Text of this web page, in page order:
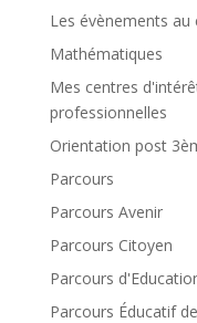
Les évènements au
Mathématiques
Mes centres
professionnelles
Orientation post
Parcours
Parcours Avenir
Parcours Citoyen
Parcours
Parcours Éducatif